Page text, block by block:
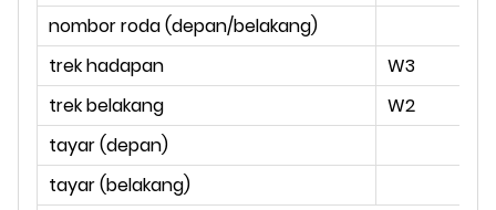
nombor roda (depan/belakang)
trek hadapan
W3
trek belakang
W2
tayar (depan)
tayar (belakang)